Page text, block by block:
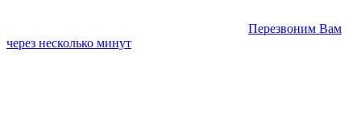
Перезвоним Вам
через несколько минут